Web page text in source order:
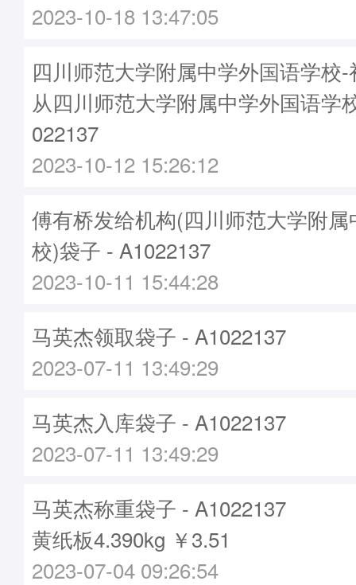
2023-10-18 13:47:05
四川师范大学附属中学外国语学校
从四川师范大学附属中学外国语学
022137
2023-10-12 15:26:12
傅有桥发给机构(四川师范大学附
校)袋子 - A1022137
2023-10-11 15:44:28
马英杰领取袋子 - A1022137
2023-07-11 13:49:29
马英杰入库袋子 - A1022137
2023-07-11 13:49:29
马英杰称重袋子 - A1022137
黄纸板4.390kg ￥3.51
2023-07-04 09:26:54